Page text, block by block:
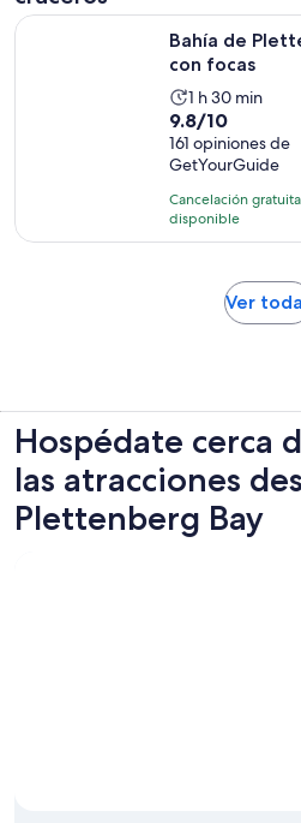
Bahía de
con focas
La
actividad
dura
1
hora
y
30
1 h 30 min
9.8
de
10
con
161
opiniones
9.8/10
161 opiniones de
GetYourGuide
Cancelación gratuita
disponible
Bahía de Plettenberg: nada con
Ver
Hospédate cerca
las atracciones
Plettenberg Bay